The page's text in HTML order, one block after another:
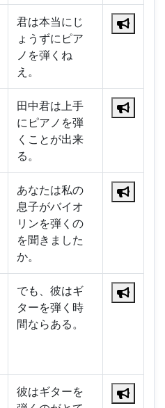
君は本当にじ
ょうずにピア
ノを弾くね
え。
田中君は上手
にピアノを弾
くことが出来
る。
あなたは私の
息子がバイオ
リンを弾くの
を聞きました
か。
でも、彼はギ
ターを弾く時
間ならある。
彼はギターを